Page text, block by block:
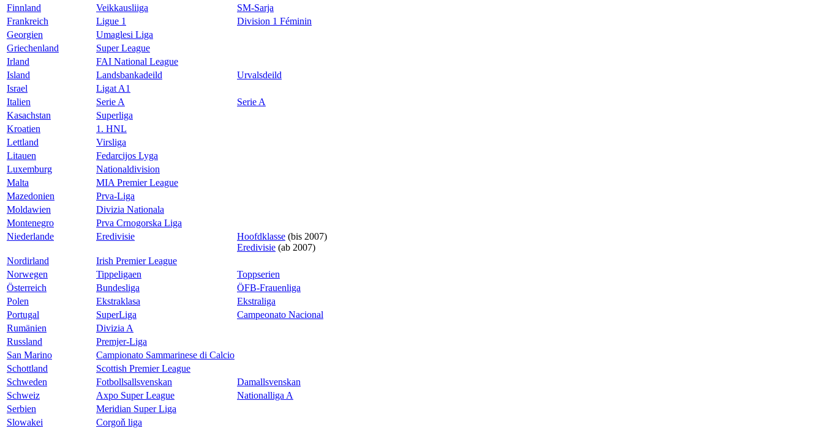
Finnland
Veikkausliiga
SM-Sarja
Frankreich
Ligue 1
Division 1 Féminin
Georgien
Umaglesi Liga
Griechenland
Super League
Irland
FAI National League
Island
Landsbankadeild
Urvalsdeild
Israel
Ligat A1
Italien
Serie A
Serie A
Kasachstan
Superliga
Kroatien
1. HNL
Lettland
Virsliga
Litauen
Fedarcijos Lyga
Luxemburg
Nationaldivision
Malta
MIA Premier League
Mazedonien
Prva-Liga
Moldawien
Divizia Nationala
Montenegro
Prva Crnogorska Liga
Niederlande
Eredivisie Hoofdklasse (bis 2007)
Eredivisie (ab 2007)
Nordirland
Irish Premier League
Norwegen
Tippeligaen
Toppserien
Österreich
Bundesliga
ÖFB-Frauenliga
Polen
Ekstraklasa
Ekstraliga
Portugal
SuperLiga
Campeonato Nacional
Rumänien
Divizia A
Russland
Premjer-Liga
San Marino
Campionato Sammarinese di Calcio
Schottland
Scottish Premier League
Schweden
Fotbollsallsvenskan
Damallsvenskan
Schweiz
Axpo Super League
Nationalliga A
Serbien
Meridian Super Liga
Slowakei
Corgoň liga